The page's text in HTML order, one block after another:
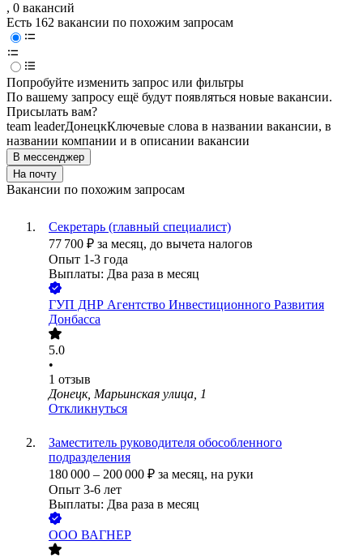
, 0 вакансий
Есть 162 вакансии по похожим запросам
Попробуйте изменить запрос или фильтры
По вашему запросу ещё будут появляться новые вакансии.
Присылать вам?
team leaderДонецкКлючевые слова в названии вакансии, в
названии компании и в описании вакансии
В мессенджер
На почту
Вакансии по похожим запросам
Секретарь (главный специалист)
77 700 ₽ за месяц, до вычета налогов
Опыт 1-3 года
Выплаты: Два раза в месяц
ГУП ДНР Агентство Инвестиционного Развития
Донбасса
5.0
•
1 отзыв
Донецк, Марьинская улица, 1
Откликнуться
Заместитель руководителя обособленного
подразделения
180 000 – 200 000 ₽ за месяц, на руки
Опыт 3-6 лет
Выплаты: Два раза в месяц
ООО ВАГНЕР